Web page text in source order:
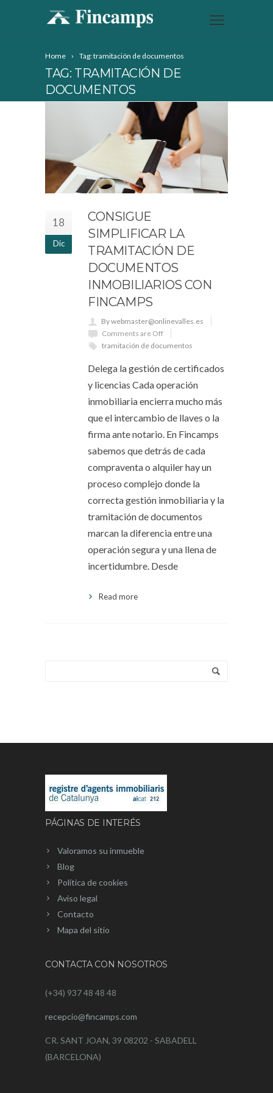
Home Tag: tramitación de documentos
TAG: TRAMITACIÓN DE
DOCUMENTOS
18
Dic
CONSIGUE
SIMPLIFICAR LA
TRAMITACIÓN DE
DOCUMENTOS
INMOBILIARIOS CON
FINCAMPS
By webmaster@onlinevalles.es
Comments are Off
tramitación de documentos
Delega la gestión de certificados
y licencias Cada operación
inmobiliaria encierra mucho más
que el intercambio de llaves o la
firma ante notario. En Fincamps
sabemos que detrás de cada
compraventa o alquiler hay un
proceso complejo donde la
correcta gestión inmobiliaria y la
tramitación de documentos
marcan la diferencia entre una
operación segura y una llena de
incertidumbre. Desde
Read more
PÁGINAS DE INTERÉS
Valoramos su inmueble
Blog
Política de cookies
Aviso legal
Contacto
Mapa del sitio
CONTACTA CON NOSOTROS
(+34) 937 48 48 48
recepcio@fincamps.com
CR. SANT JOAN, 39 08202 - SABADELL
(BARCELONA)